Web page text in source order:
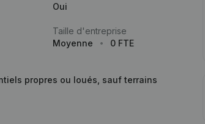
Oui
Taille d'entreprise
Moyenne
0 FTE
propres ou loués, sauf terrains